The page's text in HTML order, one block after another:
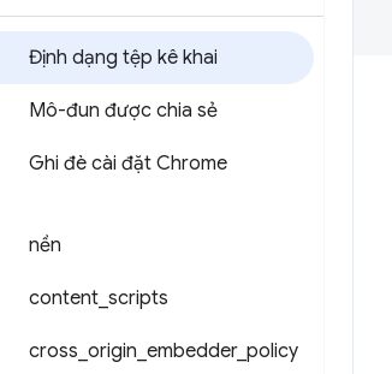
Định dạng tệp kê khai
Mô-đun được chia sẻ
Ghi đè cài đặt Chrome
nền
content scripts
cross origin embedder_ policy